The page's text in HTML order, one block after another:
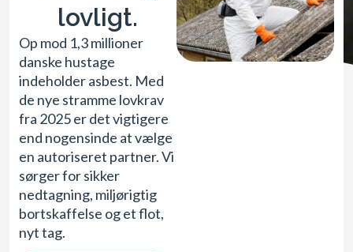
lovligt.
Op mod 1,3 millioner
danske hustage
indeholder asbest. Med
de nye stramme lovkrav
fra 2025 er det vigtigere
end nogensinde at vælge
en autoriseret partner. Vi
sørger for sikker
nedtagning, miljørigtig
bortskaffelse og et flot,
nyt tag.